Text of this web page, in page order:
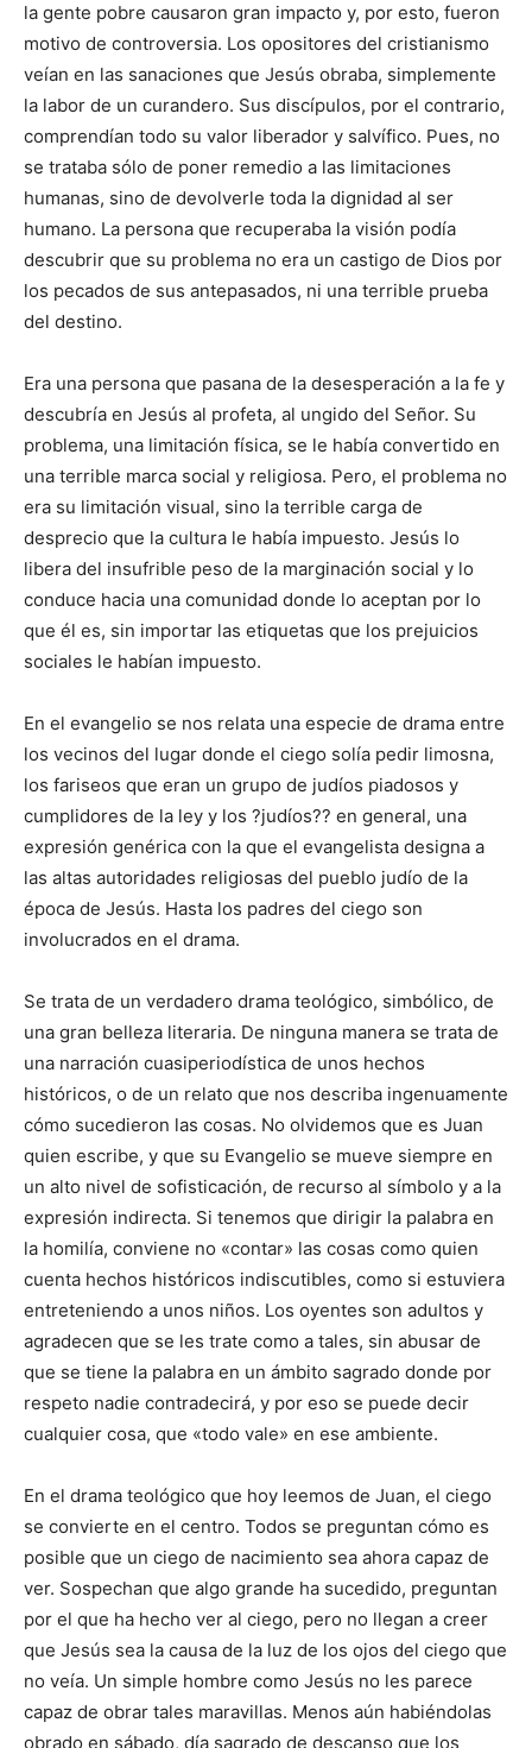
la gente pobre causaron gran impacto y, por esto, fueron
motivo de controversia. Los opositores del cristianismo
veían en las sanaciones que Jesús obraba, simplemente
la labor de un curandero. Sus discípulos, por el contrario,
comprendían todo su valor liberador y salvífico. Pues, no
se trataba sólo de poner remedio a las limitaciones
humanas, sino de devolverle toda la dignidad al ser
humano. La persona que recuperaba la visión podía
descubrir que su problema no era un castigo de Dios por
los pecados de sus antepasados, ni una terrible prueba
del destino.
Era una persona que pasana de la desesperación a la fe y
descubría en Jesús al profeta, al ungido del Señor. Su
problema, una limitación física, se le había convertido en
una terrible marca social y religiosa. Pero, el problema no
era su limitación visual, sino la terrible carga de
desprecio que la cultura le había impuesto. Jesús lo
libera del insufrible peso de la marginación social y lo
conduce hacia una comunidad donde lo aceptan por lo
que él es, sin importar las etiquetas que los prejuicios
sociales le habían impuesto.
En el evangelio se nos relata una especie de drama entre
los vecinos del lugar donde el ciego solía pedir limosna,
los fariseos que eran un grupo de judíos piadosos y
cumplidores de la ley y los ?judíos?? en general, una
expresión genérica con la que el evangelista designa a
las altas autoridades religiosas del pueblo judío de la
época de Jesús. Hasta los padres del ciego son
involucrados en el drama.
Se trata de un verdadero drama teológico, simbólico, de
una gran belleza literaria. De ninguna manera se trata de
una narración cuasiperiodística de unos hechos
históricos, o de un relato que nos describa ingenuamente
cómo sucedieron las cosas. No olvidemos que es Juan
quien escribe, y que su Evangelio se mueve siempre en
un alto nivel de sofisticación, de recurso al símbolo y a la
expresión indirecta. Si tenemos que dirigir la palabra en
la homilía, conviene no «contar» las cosas como quien
cuenta hechos históricos indiscutibles, como si estuviera
entreteniendo a unos niños. Los oyentes son adultos y
agradecen que se les trate como a tales, sin abusar de
que se tiene la palabra en un ámbito sagrado donde por
respeto nadie contradecirá, y por eso se puede decir
cualquier cosa, que «todo vale» en ese ambiente.
En el drama teológico que hoy leemos de Juan, el ciego
se convierte en el centro. Todos se preguntan cómo es
posible que un ciego de nacimiento sea ahora capaz de
ver. Sospechan que algo grande ha sucedido, preguntan
por el que ha hecho ver al ciego, pero no llegan a creer
que Jesús sea la causa de la luz de los ojos del ciego que
no veía. Un simple hombre como Jesús no les parece
capaz de obrar tales maravillas. Menos aún habiéndolas
obrado en sábado, día sagrado de descanso que los